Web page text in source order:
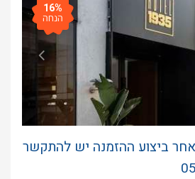
16%
הנחה
ביצוע ההזמנה יש להתקשר